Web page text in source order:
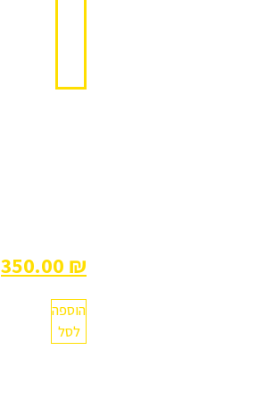
350.00 ₪
הוספה
לסל